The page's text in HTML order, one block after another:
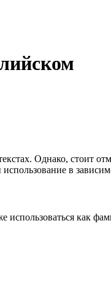
Однако, стоит
в
как